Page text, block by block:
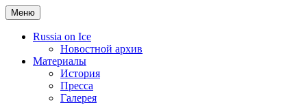
Меню
Russia on Ice
Новостной архив
Материалы
История
Пресса
Галерея